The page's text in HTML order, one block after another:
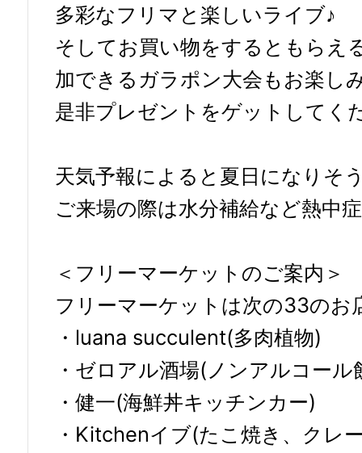
多彩なフリマと楽しいライブ♪
そしてお買い物をするともらえ
加できるガラポン大会もお楽し
是非プレゼントをゲットしてく
天気予報によると夏日になりそ
ご来場の際は水分補給など熱中
＜フリーマーケットのご案内＞
フリーマーケットは次の33のお
・luana succulent(多肉植物)
・ゼロアル酒場(ノンアルコール
・健一(海鮮丼キッチンカー)
・Kitchenイブ(たこ焼き、クレ